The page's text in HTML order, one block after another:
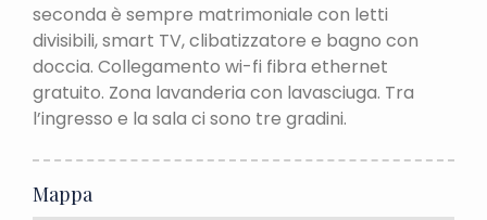
seconda è sempre matrimoniale con letti
divisibili, smart TV, clibatizzatore e bagno con
doccia. Collegamento wi-fi fibra ethernet
gratuito. Zona lavanderia con lavasciuga. Tra
l’ingresso e la sala ci sono tre gradini.
Mappa